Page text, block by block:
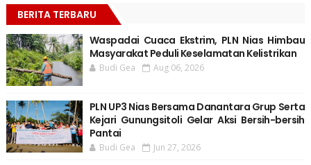
BERITA TERBARU
Waspadai Cuaca Ekstrim, PLN Nias Himbau
Masyarakat Peduli Keselamatan Kelistrikan
Budi Gea Aug 06, 2026
PLN UP3 Nias Bersama Danantara Grup Serta
Kejari Gunungsitoli Gelar Aksi Bersih-bersih
Pantai
Budi Gea Jun 27, 2026